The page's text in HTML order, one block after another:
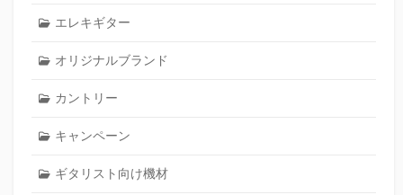
エレキギター
オリジナルブランド
カントリー
キャンペーン
ギタリスト向け機材